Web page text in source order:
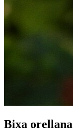
Bixa orellana